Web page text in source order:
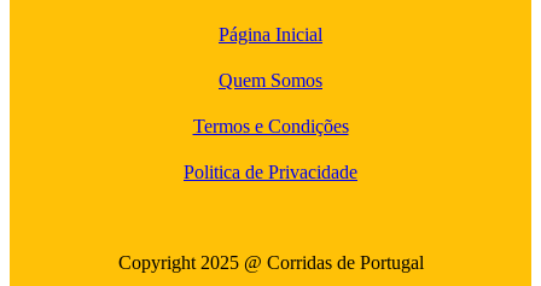
Página Inicial
Quem Somos
Termos e Condições
Politica de Privacidade
Copyright 2025 @ Corridas de Portugal